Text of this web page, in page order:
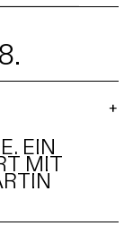
EIN
MIT
+